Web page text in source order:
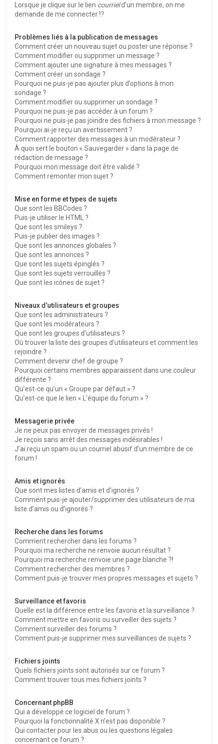
Lorsque je clique sur le lien courrield’un membre, on me
demande de me connecter !?
Problèmes liés à la publication de messages
Comment créer un nouveau sujet ou poster une réponse ?
Comment modifier ou supprimer un message ?
Comment ajouter une signature à mes messages ?
Comment créer un sondage ?
Pourquoi ne puis-je pas ajouter plus d’options à mon
sondage ?
Comment modifier ou supprimer un sondage ?
Pourquoi ne puis-je pas accéder à un forum ?
Pourquoi ne puis-je pas joindre des fichiers à mon message ?
Pourquoi ai-je reçu un avertissement ?
Comment rapporter des messages à un modérateur ?
À quoi sert le bouton « Sauvegarder » dans la page de
rédaction de message ?
Pourquoi mon message doit être validé ?
Comment remonter mon sujet ?
Mise en forme et types de sujets
Que sont les BBCodes ?
Puis-je utiliser le HTML ?
Que sont les smileys ?
Puis-je publier des images ?
Que sont les annonces globales ?
Que sont les annonces ?
Que sont les sujets épinglés ?
Que sont les sujets verrouillés ?
Que sont les icônes de sujet ?
Niveaux d’utilisateurs et groupes
Que sont les administrateurs ?
Que sont les modérateurs ?
Que sont les groupes d’utilisateurs ?
Où trouver la liste des groupes d’utilisateurs et comment les
rejoindre ?
Comment devenir chef de groupe ?
Pourquoi certains membres apparaissent dans une couleur
différente ?
Qu’est-ce qu’un « Groupe par défaut » ?
Qu’est-ce que le lien « L’équipe du forum » ?
Messagerie privée
Je ne peux pas envoyer de messages privés !
Je reçois sans arrêt des messages indésirables !
J’ai reçu un spam ou un courriel abusif d’un membre de ce
forum !
Amis et ignorés
Que sont mes listes d’amis et d’ignorés ?
Comment puis-je ajouter/supprimer des utilisateurs de ma
liste d’amis ou d’ignorés ?
Recherche dans les forums
Comment rechercher dans les forums ?
Pourquoi ma recherche ne renvoie aucun résultat ?
Pourquoi ma recherche renvoie une page blanche ?!
Comment rechercher des membres ?
Comment puis-je trouver mes propres messages et sujets ?
Surveillance et favoris
Quelle est la différence entre les favoris et la surveillance ?
Comment mettre en favoris ou surveiller des sujets ?
Comment surveiller des forums ?
Comment puis-je supprimer mes surveillances de sujets ?
Fichiers joints
Quels fichiers joints sont autorisés sur ce forum ?
Comment trouver tous mes fichiers joints ?
Concernant phpBB
Qui a développé ce logiciel de forum ?
Pourquoi la fonctionnalité X n’est pas disponible ?
Qui contacter pour les abus ou les questions légales
concernant ce forum ?